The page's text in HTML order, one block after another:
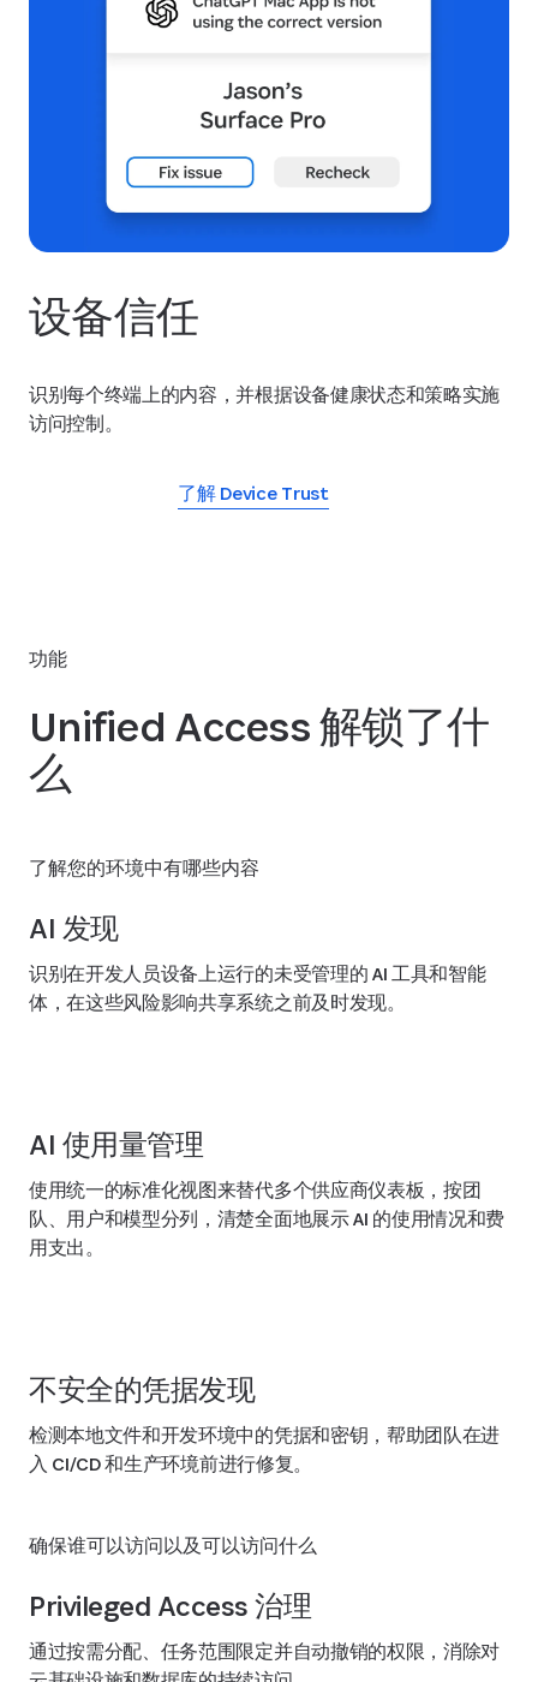
设备信任
识别每个终端上的内容，并根据设备健康状态和策略实施
访问控制。
了解 Device Trust
功能
Unified Access 解锁了什
么
了解您的环境中有哪些内容
AI 发现
识别在开发人员设备上运行的未受管理的 AI 工具和智能
体，在这些风险影响共享系统之前及时发现。
AI 使用量管理
使用统一的标准化视图来替代多个供应商仪表板，按团
队、用户和模型分列，清楚全面地展示 AI 的使用情况和费
用支出。
不安全的凭据发现
检测本地文件和开发环境中的凭据和密钥，帮助团队在进
入 CI/CD 和生产环境前进行修复。
确保谁可以访问以及可以访问什么
Privileged Access 治理
通过按需分配、任务范围限定并自动撤销的权限，消除对